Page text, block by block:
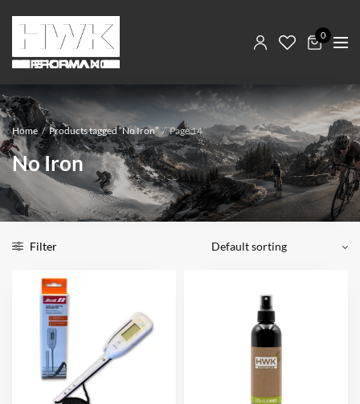
0
Home / Products tagged “No Iron” / Page 14
No Iron
Filter